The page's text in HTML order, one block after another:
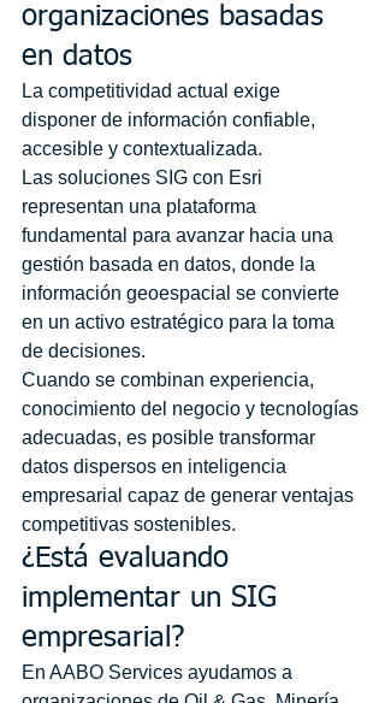
organizaciones basadas
en datos
La competitividad actual exige
disponer de información confiable,
accesible y contextualizada.
Las soluciones SIG con Esri
representan una plataforma
fundamental para avanzar hacia una
gestión basada en datos, donde la
información geoespacial se convierte
en un activo estratégico para la toma
de decisiones.
Cuando se combinan experiencia,
conocimiento del negocio y tecnologías
adecuadas, es posible transformar
datos dispersos en inteligencia
empresarial capaz de generar ventajas
competitivas sostenibles.
¿Está evaluando
implementar un SIG
empresarial?
En AABO Services ayudamos a